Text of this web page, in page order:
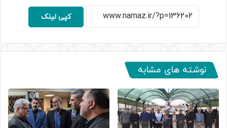
کپی لینک
نوشته های مشابه